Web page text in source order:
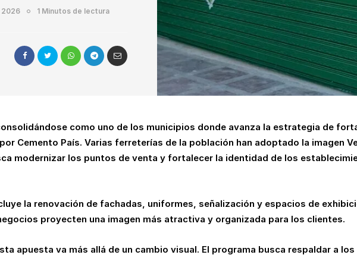
2026 1 Minutos de lectura
como uno de los municipios donde avanza la estrategia de
Cemento País. Varias ferreterías de la población han adoptado la imagen
modernizar los puntos de venta y fortalecer la identidad de los
la renovación de fachadas, uniformes, señalización y espacios de
proyecten una imagen más atractiva y organizada para los clientes.
apuesta va más allá de un cambio visual. El programa busca respaldar a